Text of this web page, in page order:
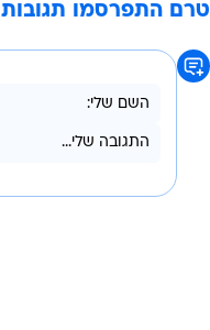
טרם התפרסמו תגובות